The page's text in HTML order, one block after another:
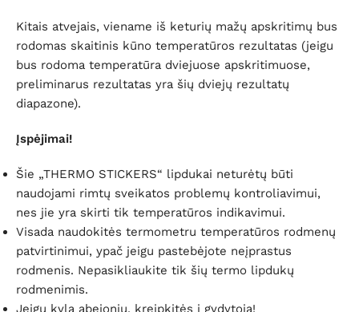
Kitais atvejais, viename iš keturių mažų apskritimų bus
rodomas skaitinis kūno temperatūros rezultatas (jeigu
bus rodoma temperatūra dviejuose apskritimuose,
preliminarus rezultatas yra šių dviejų rezultatų
diapazone).
Įspėjimai!
Šie „THERMO STICKERS“ lipdukai neturėtų būti
naudojami rimtų sveikatos problemų kontroliavimui,
nes jie yra skirti tik temperatūros indikavimui.
Visada naudokitės termometru temperatūros rodmenų
patvirtinimui, ypač jeigu pastebėjote neįprastus
rodmenis. Nepasikliaukite tik šių termo lipdukų
rodmenimis.
Jeigu kyla abejonių, kreipkitės į gydytoją!